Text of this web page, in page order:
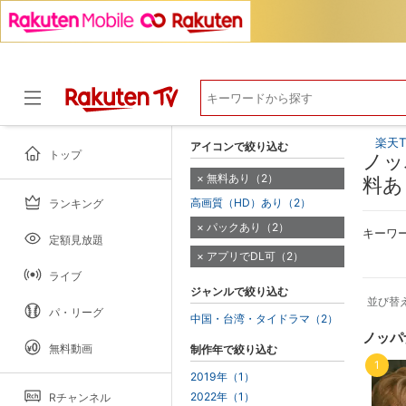
トップ
ランキング
定額見放題
ライブ
パ・リーグ
無料動画
Rチャンネル
楽天
ノ
料
キーワ
並び替
ノッ
1
アイコンで絞り込む
無料あり（2）
高画質（HD）あり（2）
パックあり（2）
アプリでDL可（2）
ジャンルで絞り込む
中国・台湾・タイドラマ（2）
制作年で絞り込む
2019年（1）
2022年（1）